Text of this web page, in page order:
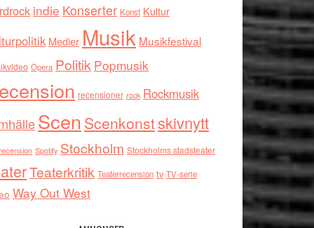
indie Konserter Konst Kultur
Medier Musik Musikfestival
Opera Politik Popmusik
recensioner rock Rockmusik
Scen Scenkonstskivnytt
Spotify Stockholm Stockholms stadsteater
Teaterkritik Teaterrecension tv TV-serie
Way Out West